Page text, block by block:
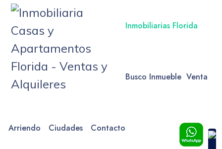
Inmobiliarias Florida
Busco Inmueble Venta
Arriendo Ciudades Contacto